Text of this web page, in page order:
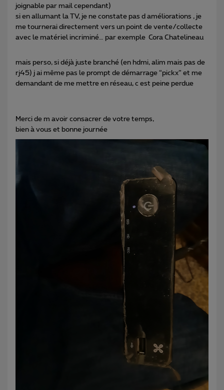
joignable par mail cependant)
si en allumant la TV, je ne constate pas d améliorations , je
me tournerai directement vers un point de vente/collecte
avec le matériel incriminé… par exemple Cora Chatelineau
mais perso, si déjà juste branché (en hdmi, alim mais pas de
rj45) j ai même pas le prompt de démarrage “pickx” et me
demandant de me mettre en réseau, c est peine perdue
Merci de m avoir consacrer de votre temps,
bien à vous et bonne journée